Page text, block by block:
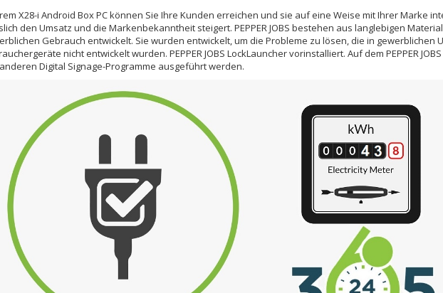
X28-i Android Box PC können Sie Ihre Kunden erreichen und sie auf eine Weise mit Ihrer Marke
den Umsatz und die Markenbekanntheit steigert. PEPPER JOBS bestehen aus langlebigen
Gebrauch entwickelt. Sie wurden entwickelt, um die Probleme zu lösen, die in gewerblichen
nicht entwickelt wurden. PEPPER JOBS LockLauncher vorinstalliert. Auf dem PEPPER
Digital Signage-Programme ausgeführt werden.